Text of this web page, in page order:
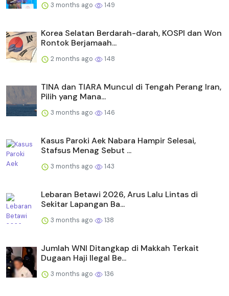
3 months ago 149
Korea Selatan Berdarah-darah, KOSPI dan Won
Rontok Berjamaah...
2 months ago 148
TINA dan TIARA Muncul di Tengah Perang Iran,
Pilih yang Mana...
3 months ago 146
Kasus Paroki Aek Nabara Hampir Selesai,
Stafsus Menag Sebut ...
3 months ago 143
Lebaran Betawi 2026, Arus Lalu Lintas di
Sekitar Lapangan Ba...
3 months ago 138
Jumlah WNI Ditangkap di Makkah Terkait
Dugaan Haji Ilegal Be...
3 months ago 136